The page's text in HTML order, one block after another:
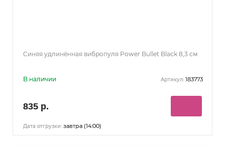
Синяя удлинённая вибропуля Power Bullet Black 8,3 см
В наличии Артикул: 183773
835 р.
Дата отгрузки: завтра (14:00)